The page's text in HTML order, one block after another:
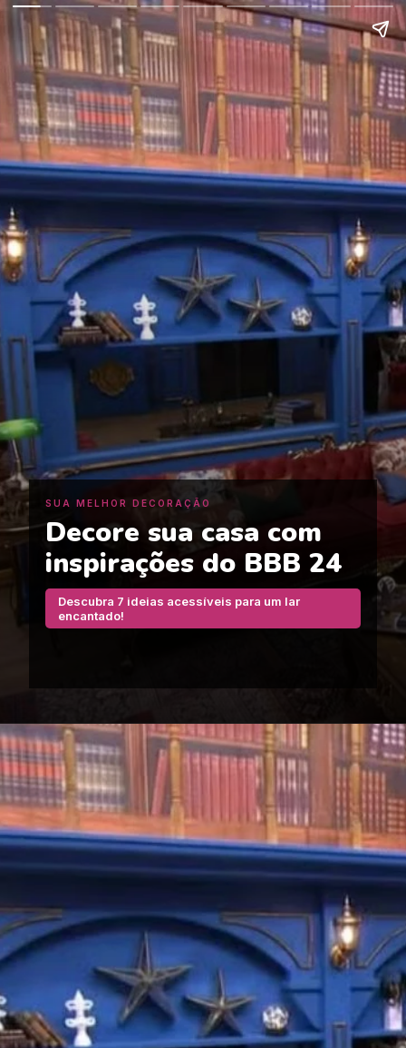
SUA MELHOR DECORAÇÃO
Decore sua casa com
inspirações do BBB 24
Descubra 7 ideias acessíveis para um lar
encantado!